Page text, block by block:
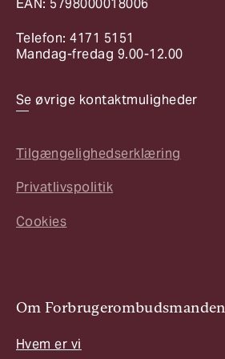
EAN: 5798000018006
Telefon: 4171 5151
Mandag-fredag 9.00-12.00
Se øvrige kontaktmuligheder
Tilgængelighedserklæring
Privatlivspolitik
Cookies
Om Forbrugerombudsmanden
Hvem er vi